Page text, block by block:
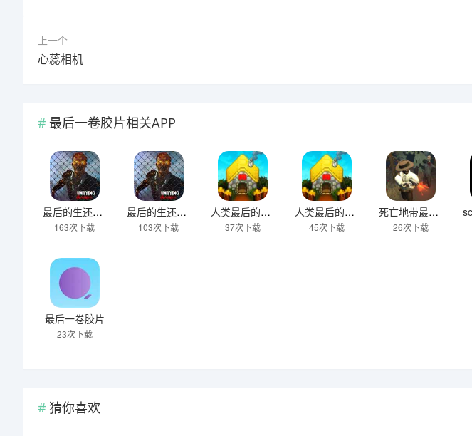
上一个
心蕊相机
最后一卷胶片相关APP
最后的生还僵尸手机版
163次下载
最后的生还僵尸
103次下载
人类最后的防线官网版
37次下载
人类最后的防线官方版
45次下载
死亡地带最后一夜最新版
26次下载
最后一卷胶片
23次下载
猜你喜欢